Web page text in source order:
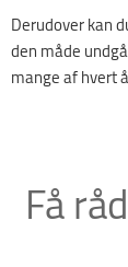
Derudover kan
den måde
mange af hvert
Få